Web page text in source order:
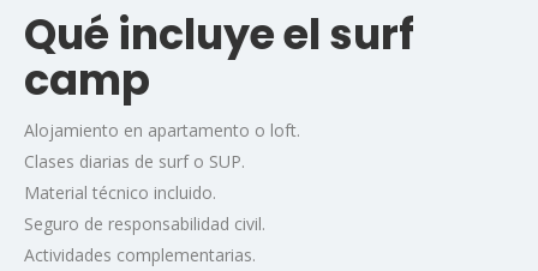
Qué incluye el surf
camp
Alojamiento en apartamento o loft.
Clases diarias de surf o SUP.
Material técnico incluido.
Seguro de responsabilidad civil.
Actividades complementarias.